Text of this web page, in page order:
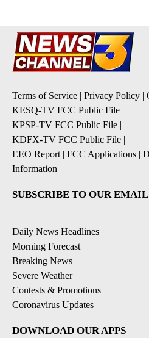
Terms of Service | Privacy Policy |
KESQ-TV FCC Public File |
KPSP-TV FCC Public File |
KDFX-TV FCC Public File |
EEO Report | FCC Applications |
Information
SUBSCRIBE TO OUR
Daily News Headlines
Morning Forecast
Breaking News
Severe Weather
Contests & Promotions
Coronavirus Updates
DOWNLOAD OUR APPS